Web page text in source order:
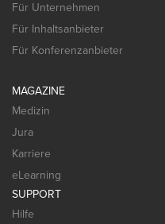
Für Unternehmen
Für Inhaltsanbieter
Für Konferenzanbieter
MAGAZINE
Medizin
Jura
Karriere
eLearning
SUPPORT
Hilfe